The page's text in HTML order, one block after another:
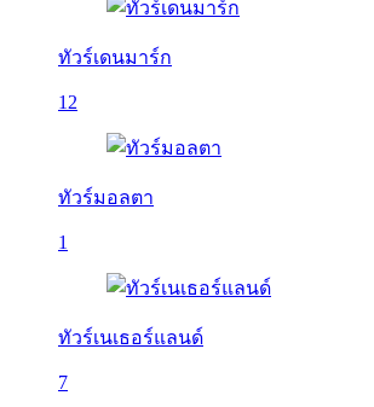
ทัวร์เดนมาร์ก
12
ทัวร์มอลตา
1
ทัวร์เนเธอร์แลนด์
7